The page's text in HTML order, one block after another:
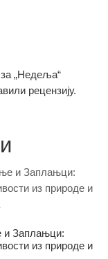
за „Недеља“
рецензију.
и Заплањци:
из природе и